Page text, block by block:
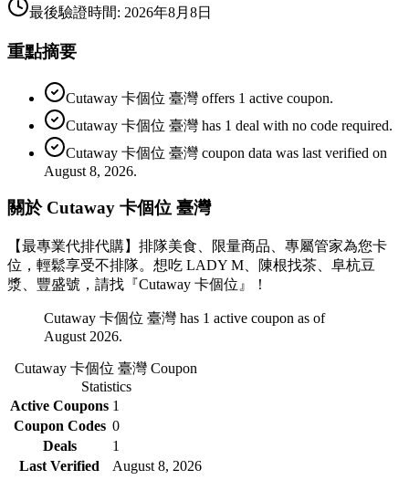
最後驗證時間: 2026年8月8日
重點摘要
Cutaway 卡個位 臺灣 offers 1 active coupon.
Cutaway 卡個位 臺灣 has 1 deal with no code required.
Cutaway 卡個位 臺灣 coupon data was last verified on
August 8, 2026.
關於 Cutaway 卡個位 臺灣
【最專業代排代購】排隊美食、限量商品、專屬管家為您卡
位，輕鬆享受不排隊。想吃 LADY M、陳根找茶、阜杭豆
漿、豐盛號，請找『Cutaway 卡個位』！
Cutaway 卡個位 臺灣 has 1 active coupon as of
August 2026.
Cutaway 卡個位 臺灣 Coupon
Statistics
Active Coupons 1
Coupon Codes 0
Deals
1
Last Verified
August 8, 2026